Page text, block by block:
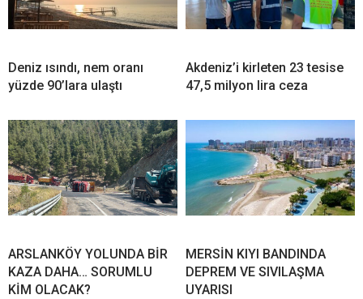
Deniz ısındı, nem oranı
yüzde 90’lara ulaştı
Akdeniz’i kirleten 23 tesise
47,5 milyon lira ceza
ARSLANKÖY YOLUNDA BİR
KAZA DAHA… SORUMLU
KİM OLACAK?
MERSİN KIYI BANDINDA
DEPREM VE SIVILAŞMA
UYARISI